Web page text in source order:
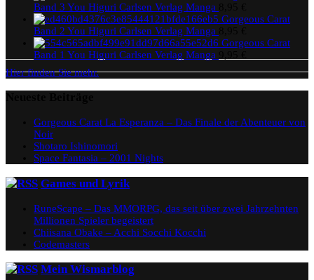
Band 3 You Higuri Carlsen Verlag Manga
Gorgeous Carat
Band 2 You Higuri Carlsen Verlag Manga
Gorgeous Carat
Band 1 You Higuri Carlsen Verlag Manga
Hier finden Sie mehr.
Gorgeous Carat La Esperanza – Das Finale der Abenteuer von
Noir
Shotaro Ishinomori
Space Fantasia – 2001 Nights
Games und Lyrik
RuneScape – Das MMORPG, das seit über zwei Jahrzehnten
Millionen Spieler begeistert
Chiisana Obake – Acchi Socchi Kocchi
Codemasters
Mein Wismarblog